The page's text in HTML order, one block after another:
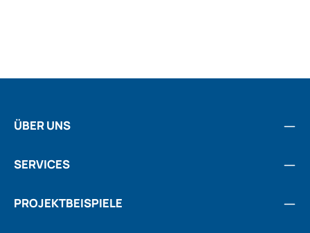
ÜBER UNS
SERVICES
PROJEKTBEISPIELE